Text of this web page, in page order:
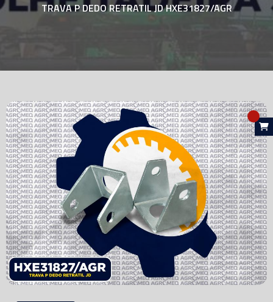
TRAVA P DEDO RETRATIL JD HXE31827/AGR